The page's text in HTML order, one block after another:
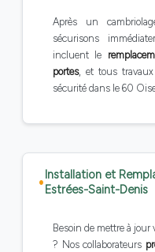
Après un
sécurisons
incluent le
portes, et tous travaux
sécurité dans le 60
Installation et
Estrées-Saint-Denis
Besoin de mettre à
? Nos collaborateurs